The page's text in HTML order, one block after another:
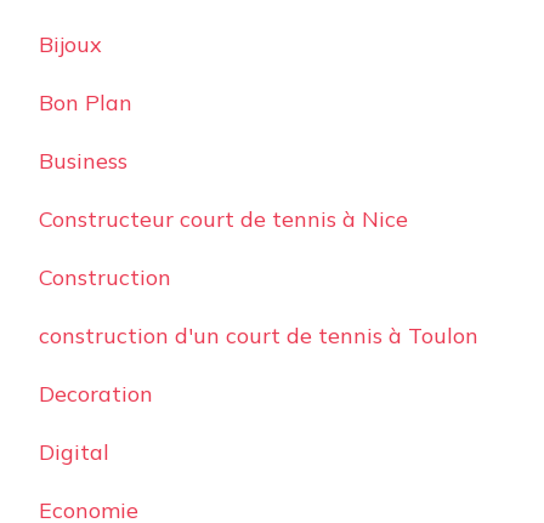
Bijoux
Bon Plan
Business
Constructeur court de tennis à Nice
Construction
construction d'un court de tennis à Toulon
Decoration
Digital
Economie